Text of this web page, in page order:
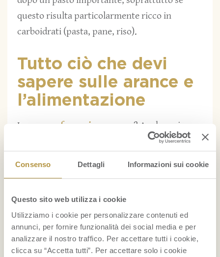
Consenso Dettagli Informazioni sui cookie
Questo sito web utilizza i cookie
Utilizziamo i cookie per personalizzare contenuti ed
annunci, per fornire funzionalità dei social media e per
analizzare il nostro traffico. Per accettare tutti i cookie,
clicca su “Accetta tutti”. Per accettare solo i cookie
questo risulta particolarmente ricco in
carboidrati (pasta, pane, riso).
Tutto ciò che devi
sapere sulle arance e
l’alimentazione
Le arance fanno ingrassare ? Anche se in
alcuni casi la frutta, con il suo altoindice
presenti nella polpa delle arance è bilanciato
da un buon apporto di fibre, una caratteristica
che può rendere questi frutti compatibili
anche con una dieta dimagrante. Ma quante